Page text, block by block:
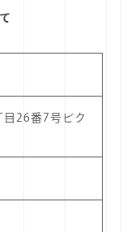
26番7号ビク